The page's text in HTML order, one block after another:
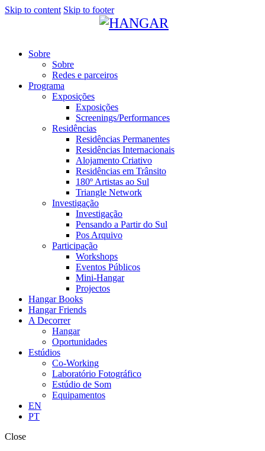
Skip to content Skip to footer
Sobre
Sobre
Redes e parceiros
Programa
Exposições
Exposições
Screenings/Performances
Residências
Residências Permanentes
Residências Internacionais
Alojamento Criativo
Residências em Trânsito
180º Artistas ao Sul
Triangle Network
Investigação
Investigação
Pensando a Partir do Sul
Pos Arquivo
Participação
Workshops
Eventos Públicos
Mini-Hangar
Projectos
Hangar Books
Hangar Friends
A Decorrer
Hangar
Oportunidades
Estúdios
Co-Working
Laboratório Fotográfico
Estúdio de Som
Equipamentos
EN
PT
Close